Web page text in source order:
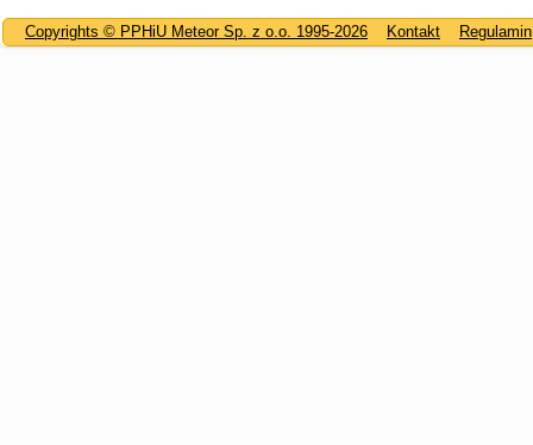
Copyrights © PPHiU Meteor Sp. z o.o. 1995-2026 Kontakt Regulamin